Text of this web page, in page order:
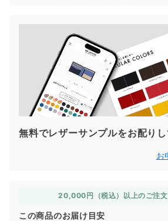
無料でレザーサンプルをお配りし
お
20,000円（税込）以上のご注
この商品のお届け目安